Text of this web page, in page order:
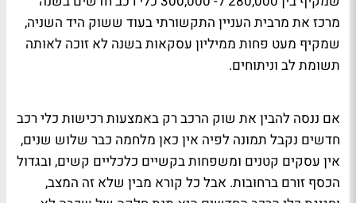
מרכז את מרבית העניין התקשורתי בעוד ששוק היד השניה,
שמקיף מעט פחות ממיליון עסקאות בשנה לא זוכה לאותה
תשומת לב וניתוחים.
אם ננסה להבין את שוק הרכב רק באמצעות רכישות כלי רכב
חדשים נקבל תמונה לפיה אין כאן מלחמה כבר שלוש שנים,
אין עסקים קטנים ומשפחות בקשיים כלכליים קשים, ובגדול
הכסף זורם ברחובות. אבל כל קורא מבין שלא זה המצב,